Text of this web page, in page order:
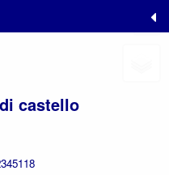
castello